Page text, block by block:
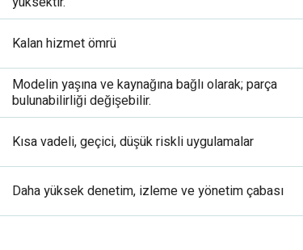
Kalan hizmet ömrü
Modelin yaşına ve kaynağına bağlı olarak; parça
bulunabilirliği değişebilir.
Kısa vadeli, geçici, düşük riskli uygulamalar
Daha yüksek denetim, izleme ve yönetim çabası